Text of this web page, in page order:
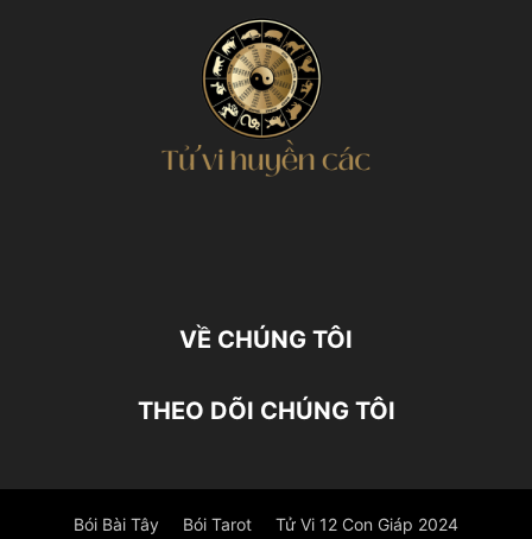
VỀ CHÚNG TÔI
THEO DÕI CHÚNG TÔI
Bói Bài Tây Bói Tarot Tử Vi 12 Con Giáp 2024